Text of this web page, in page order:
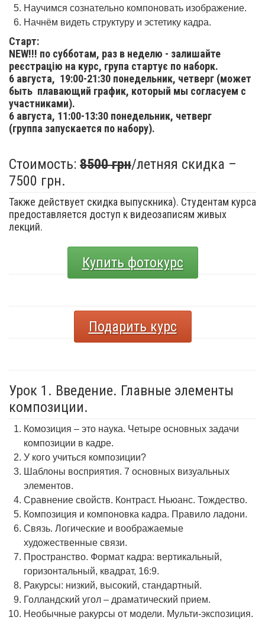
Научимся сознательно компоновать изображение.
Начнём видеть структуру и эстетику кадра.
Старт:
NEW!!! по субботам, раз в неделю - залишайте
реєстрацію на курс, група стартує по наборк.
6 августа, 19:00-21:30 понедельник, четверг (может
быть плавающий график, который мы согласуем с
участниками).
6 августа, 11:00-13:30 понедельник, четверг
(группа запускается по набору).
Стоимость: 8500 грн/летняя скидка –
7500 грн.
Также действует скидка выпускника). Студентам курса
предоставляется доступ к видеозаписям живых
лекций.
Купить фотокурс
Подарить курс
Урок 1. Введение. Главные элементы
композиции.
Комозиция – это наука. Четыре основных задачи
композиции в кадре.
У кого учиться композиции?
Шаблоны восприятия. 7 основных визуальных
элементов.
Сравнение свойств. Контраст. Ньюанс. Тождество.
Композиция и компоновка кадра. Правило ладони.
Связь. Логические и воображаемые
художественные связи.
Пространство. Формат кадра: вертикальный,
горизонтальный, квадрат, 16:9.
Ракурсы: низкий, высокий, стандартный.
Голландский угол – драматический прием.
Необычные ракурсы от модели. Мульти-экспозиция.